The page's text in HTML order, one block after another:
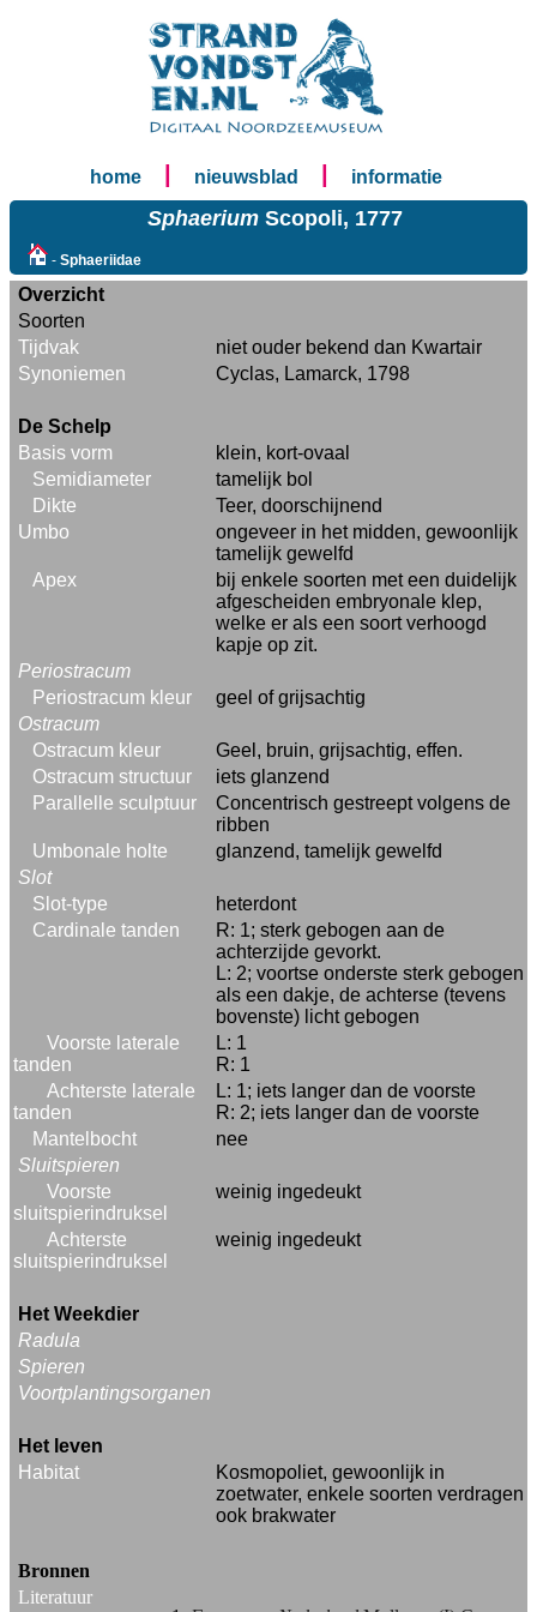
home nieuwsblad informatie
SphaeriumScopoli, 1777
- Sphaeriidae
Overzicht
Soorten
Tijdvak
niet ouder bekend dan Kwartair
Synoniemen
Cyclas, Lamarck, 1798
De Schelp
Basis vorm
klein, kort-ovaal
Semidiameter
tamelijk bol
Dikte
Teer, doorschijnend
Umbo
ongeveer in het midden, gewoonlijk
tamelijk gewelfd
Apex
bij enkele soorten met een duidelijk
afgescheiden embryonale klep,
welke er als een soort verhoogd
kapje op zit.
Periostracum
Periostracum kleur
geel of grijsachtig
Ostracum
Ostracum kleur
Geel, bruin, grijsachtig, effen.
Ostracum structuur
iets glanzend
Parallelle sculptuur
Concentrisch gestreept volgens de
ribben
Umbonale holte
glanzend, tamelijk gewelfd
Slot
Slot-type
heterdont
Cardinale tanden
R: 1; sterk gebogen aan de
achterzijde gevorkt.
L: 2; voortse onderste sterk gebogen
als een dakje, de achterse (tevens
bovenste) licht gebogen
Voorste laterale
tanden
L: 1
R: 1
Achterste laterale
tanden
L: 1; iets langer dan de voorste
R: 2; iets langer dan de voorste
Mantelbocht
nee
Sluitspieren
Voorste
sluitspierindruksel
weinig ingedeukt
Achterste
sluitspierindruksel
weinig ingedeukt
Het Weekdier
Radula
Spieren
Voortplantingsorganen
Het leven
Habitat
Kosmopoliet, gewoonlijk in
zoetwater, enkele soorten verdragen
ook brakwater
Bronnen
Literatuur